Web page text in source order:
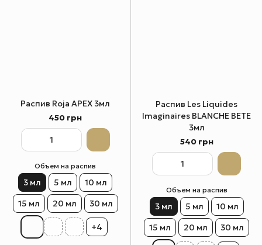
Распив Roja APEX 3мл
450 грн
Объем на распив
3 мл 5 мл
10 мл
15 мл
20 мл 30 мл
+4
Распив Les Liquides
Imaginaires BLANCHE BETE
3мл
540 грн
Объем на распив
3 мл 5 мл
10 мл
15 мл
20 мл 30 мл